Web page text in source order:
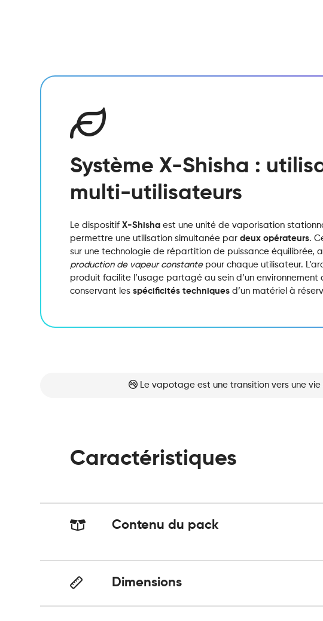
Système X-Shisha :
multi-utilisateurs
Le dispositifX-Shisha est une unité de vaporisation
permettre une utilisation simultanée pardeux opérateurs.
sur une technologie de répartition de puissance équilibrée,
production de vapeur constantepour chaque utilisateur.
produit facilite l’usage partagé au sein d’un environnement
conservant lesspécificités techniques d’un matériel à
Le vapotage est une transition vers une
Caractéristiques
Contenu du pack
Dimensions